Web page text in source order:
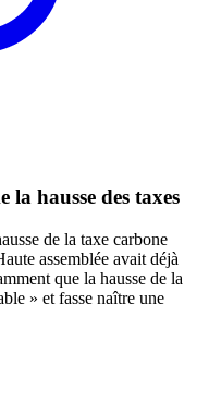
hausse des taxes
de la taxe carbone
assemblée avait déjà
que la hausse de la
» et fasse naître une